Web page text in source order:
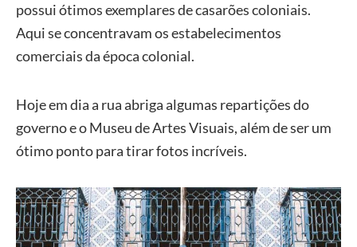
possui ótimos exemplares de casarões coloniais.
Aqui se concentravam os estabelecimentos
comerciais da época colonial.
Hoje em dia a rua abriga algumas repartições do
governo e o Museu de Artes Visuais, além de ser um
ótimo ponto para tirar fotos incríveis.